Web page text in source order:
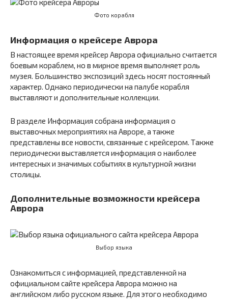
Фото корабля
Информация о крейсере Аврора
В настоящее время крейсер Аврора официально считается
боевым кораблем, но в мирное время выполняет роль
музея. Большинство экспозиций здесь носят постоянный
характер. Однако периодически на палубе корабля
выставляют и дополнительные коллекции.
В разделе Информация собрана информация о
выставочных мероприятиях на Авроре, а также
представлены все новости, связанные с крейсером. Также
периодически выставляется информация о наиболее
интересных и значимых событиях в культурной жизни
столицы.
Дополнительные возможности крейсера
Аврора
Выбор языка
Ознакомиться с информацией, представленной на
официальном сайте крейсера Аврора можно на
английском либо русском языке. Для этого необходимо